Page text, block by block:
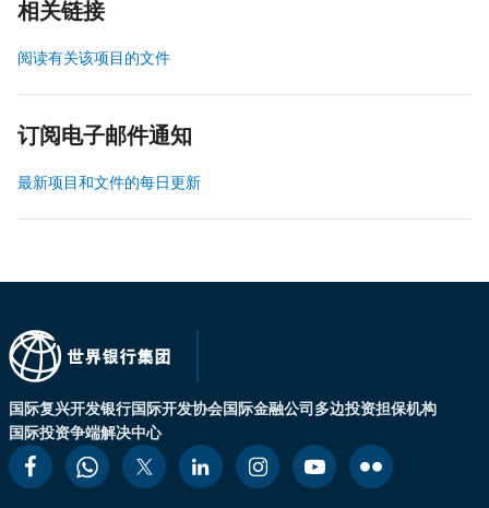
相关链接
阅读有关该项目的文件
订阅电子邮件通知
最新项目和文件的每日更新
国际复兴开发银行国际开发协会国际金融公司多边投资担保机构
国际投资争端解决中心